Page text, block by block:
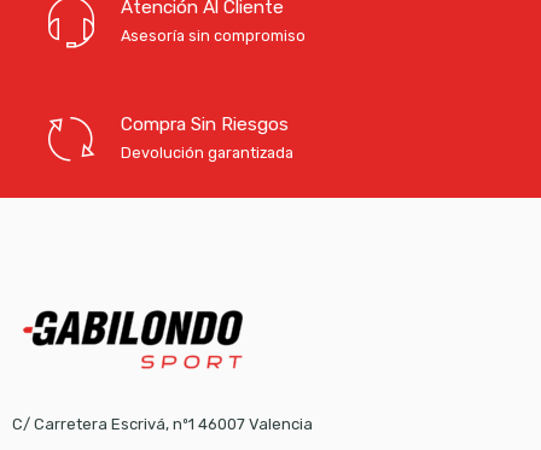
Atención Al Cliente
Asesoría sin compromiso
Compra Sin Riesgos
Devolución garantizada
C/ Carretera Escrivá, nº1 46007 Valencia